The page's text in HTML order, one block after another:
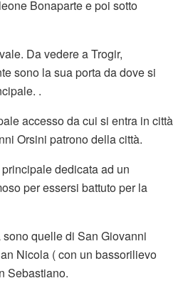
Bonaparte e poi sotto
Da vedere a Trogir,
sono la sua porta da dove si
.
accesso da cui si entra in città
Orsini patrono della città.
dedicata ad un
per essersi battuto per la
quelle di San Giovanni
Nicola ( con un bassorilievo
Sebastiano.